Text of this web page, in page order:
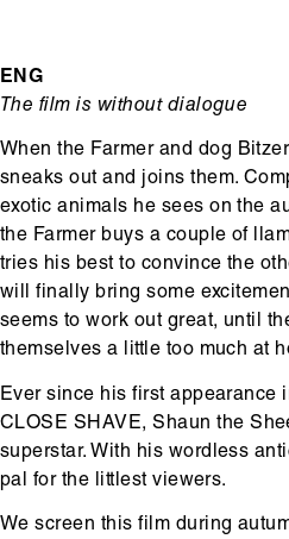
ENG
The film is without dialogue
When the Farmer and dog
sneaks out and joins them.
exotic animals he sees on the
the Farmer buys a couple of
tries his best to convince the
will finally bring some
seems to work out great, until
themselves a little too much at
Ever since his first appearance
CLOSE SHAVE, Shaun the
superstar. With his wordless
pal for the littlest viewers.
We screen this film during